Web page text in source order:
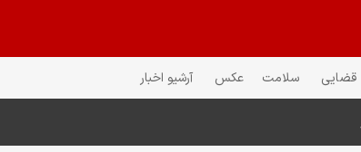
قضایی سلامت عکس آرشیو اخبار